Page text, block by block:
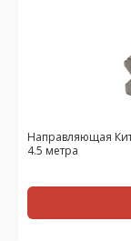
Направляющая
4.5 метра